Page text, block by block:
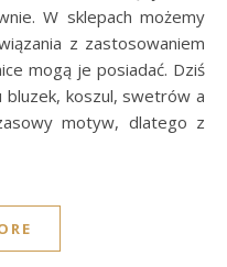
W sklepach możemy
z zastosowaniem
mogą je posiadać. Dziś
bluzek, koszul, swetrów a
motyw, dlatego z